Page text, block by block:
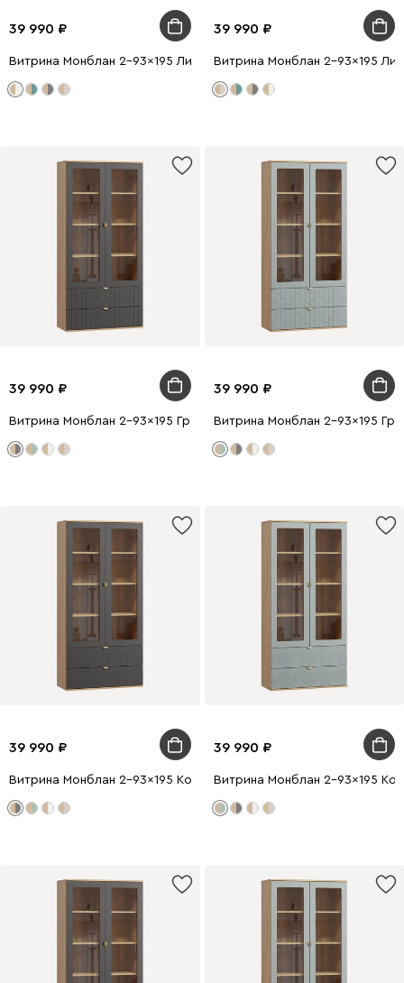
39 990
Витрина Монблан 2-93x195 Линии Белый
39 990
Витрина Монблан 2-93x195
39 990
Витрина Монблан 2-93x195 Грань Графитовый
39 990
Витрина Монблан 2-93x195
39 990
Витрина Монблан 2-93x195 Косы Графитовый
39 990
Витрина Монблан 2-93x195